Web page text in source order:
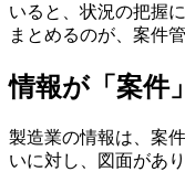
いると、状況の把握
まとめるのが、案件管
情報が「案件
製造業の情報は、案
いに対し、図面があ